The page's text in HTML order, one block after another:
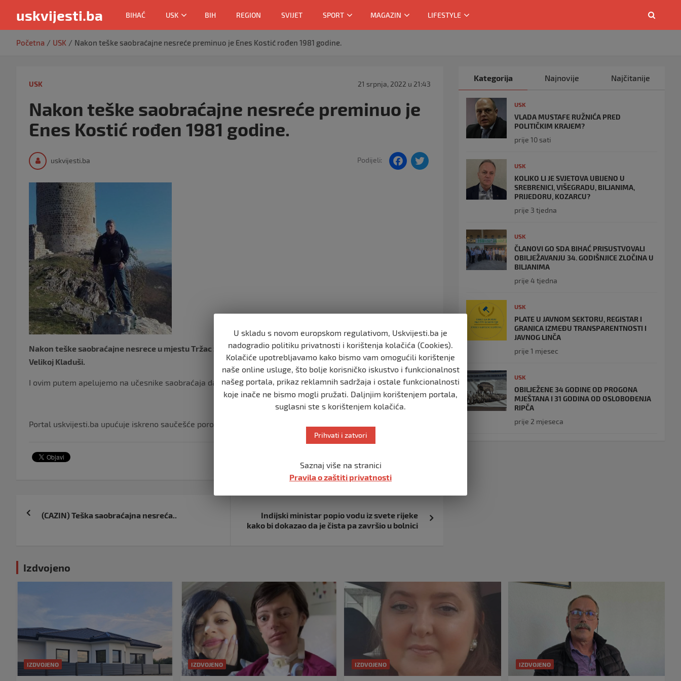
uskvijesti.ba BIHAĆ USK BIH REGION SVIJET SPORT MAGAZIN LIFESTYLE
Početna USK Nakon teške saobraćajne nesreće preminuo je Enes Kostić rođen 1981 godine.
USK 21 srpnja, 2022 u 21:43
Nakon teške saobraćajne nesreće preminuo je
Enes Kostić rođen 1981 godine.
uskvijesti.ba Podijeli:
F
Nakon teške saobraćajne nesrece u mjestu Tržac život je izgubio Enes Kostić rođen 27.11.1981. godine u
Velikoj Kladuši.
I ovim putem apelujemo na učesnike saobraćaja da voze oprezno.
Portal uskvijesti.ba upućuje iskreno saučešće porodici Kostić.
Navigacija
objava
(CAZIN) Teška saobraćajna nesreća..
Indijski ministar popio vodu iz svete rijeke
kako bi dokazao da je čista pa završio u bolnici
Kategorija Najnovije Najčitanije
USK
VLADA MUSTAFE RUŽNIĆA PRED
POLITIČKIM KRAJEM?
prije 10 sati
USK
KOLIKO LI JE SVJETOVA UBIJENO U
SREBRENICI, VIŠEGRADU, BILJANIMA,
PRIJEDORU, KOZARCU?
prije 3 tjedna
USK
ČLANOVI GO SDA BIHAĆ PRISUSTVOVALI
OBILJEŽAVANJU 34. GODIŠNJICE ZLOČINA U
BILJANIMA
prije 4 tjedna
USK
PLATE U JAVNOM SEKTORU, REGISTAR I
GRANICA IZMEĐU TRANSPARENTNOSTI I
JAVNOG LINČA
prije 1 mjesec
USK
OBILJEŽENE 34 GODINE OD PROGONA
MJEŠTANA I 31 GODINA OD OSLOBOĐENJA
RIPČA
prije 2 mjeseca
Izdvojeno
IZDVOJENO IZDVOJENO IZDVOJENO IZDVOJENO
U skladu s novom europskom regulativom, Uskvijesti.ba je
nadogradio politiku privatnosti i korištenja kolačića (Cookies).
Kolačiće upotrebljavamo kako bismo vam omogućili korištenje
naše online usluge, što bolje korisničko iskustvo i funkcionalnost
našeg portala, prikaz reklamnih sadržaja i ostale funkcionalnosti
koje inače ne bismo mogli pružati. Daljnjim korištenjem portala,
suglasni ste s korištenjem kolačića.
Prihvati i zatvori
Saznaj više na stranici
Pravila o zaštiti privatnosti